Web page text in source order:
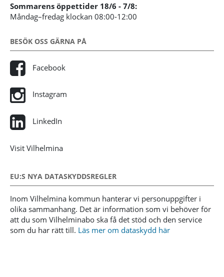
Sommarens öppettider 18/6 - 7/8:
Måndag–fredag klockan 08:00-12:00
BESÖK OSS GÄRNA PÅ
Facebook
Instagram
LinkedIn
Visit Vilhelmina
EU:S NYA DATASKYDDSREGLER
Inom Vilhelmina kommun hanterar vi personuppgifter i
olika sammanhang. Det är information som vi behöver för
att du som Vilhelminabo ska få det stöd och den service
som du har rätt till. Läs mer om dataskydd här